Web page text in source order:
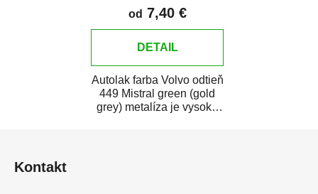
od 7,40 €
DETAIL
Autolak farba Volvo odtieň
449 Mistral green (gold
grey) metalíza je vysoko
Kontakt